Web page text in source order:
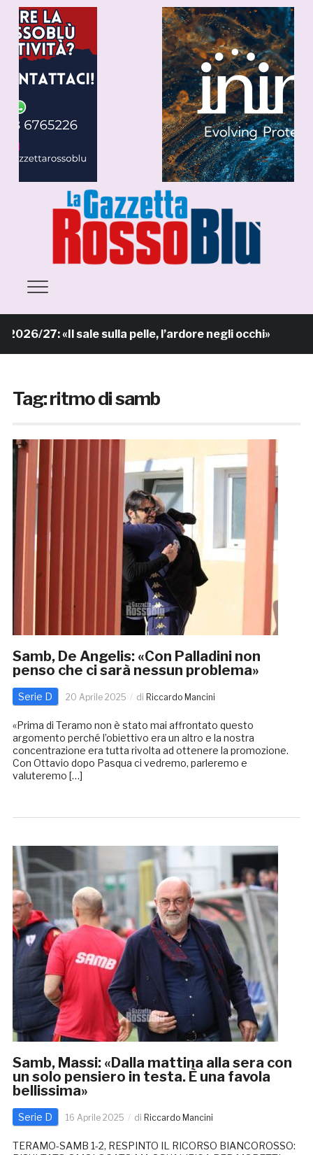
«Il sale sulla pelle, l’ardore negli occhi» 7 ore fa
Tag:ritmo di samb
Samb, De Angelis: «Con Palladini non
penso che ci sarà nessun problema»
Serie D 20 Aprile 2025 di Riccardo Mancini
«Prima di Teramo non è stato mai affrontato questo
argomento perché l’obiettivo era un altro e la nostra
concentrazione era tutta rivolta ad ottenere la promozione.
Con Ottavio dopo Pasqua ci vedremo, parleremo e
valuteremo […]
Samb, Massi: «Dalla mattina alla sera con
un solo pensiero in testa. È una favola
bellissima»
Serie D 16 Aprile 2025 di Riccardo Mancini
TERAMO-SAMB 1-2, RESPINTO IL RICORSO BIANCOROSSO: